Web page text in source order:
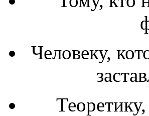
Человеку,